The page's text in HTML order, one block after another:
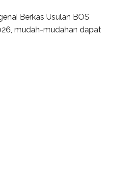
Berkas Usulan BOS
mudah-mudahan dapat